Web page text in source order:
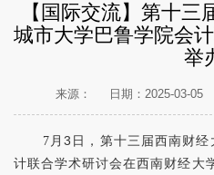
【国际交流】第十
城市大学巴鲁学院会
举
来源： 日期：2025-03-05
7 月3 日，第十三届西南财经
计联合学术研讨会在西南财经大